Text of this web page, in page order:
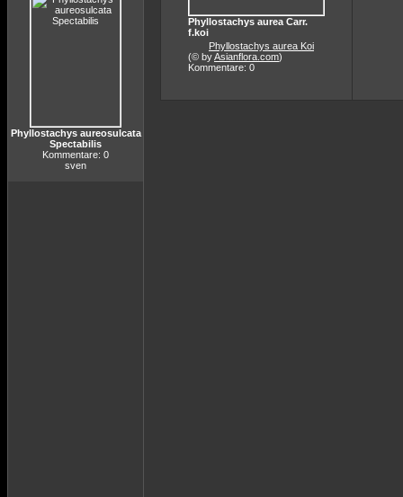
Phyllostachys aureosulcata
Spectabilis
Kommentare: 0
sven
Phyllostachys aurea Carr.
f.koi
Phyllostachys aurea Koi
(© byAsianflora.com)
Kommentare: 0